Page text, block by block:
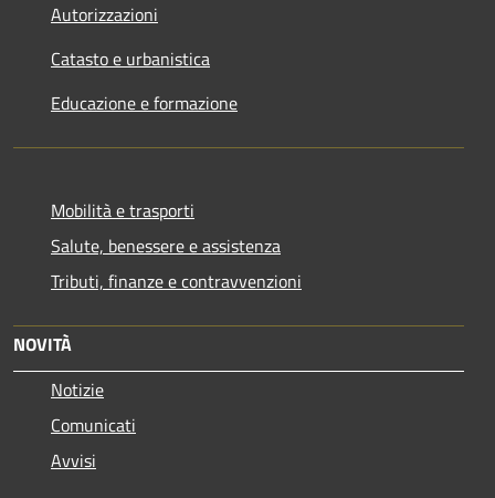
Autorizzazioni
Catasto e urbanistica
Educazione e formazione
Mobilità e trasporti
Salute, benessere e assistenza
Tributi, finanze e contravvenzioni
NOVITÀ
Notizie
Comunicati
Avvisi